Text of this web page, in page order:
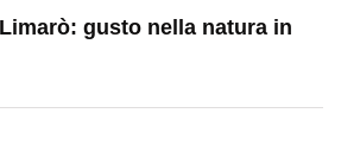
gusto nella natura in